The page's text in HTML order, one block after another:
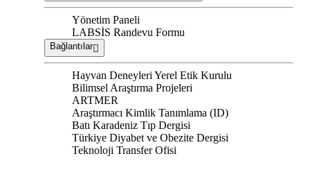
Yönetim Paneli
LABSİS Randevu Formu
Bağlantılar
Hayvan Deneyleri Yerel Etik Kurulu
Bilimsel Araştırma Projeleri
ARTMER
Araştırmacı Kimlik Tanımlama (ID)
Batı Karadeniz Tıp Dergisi
Türkiye Diyabet ve Obezite Dergisi
Teknoloji Transfer Ofisi